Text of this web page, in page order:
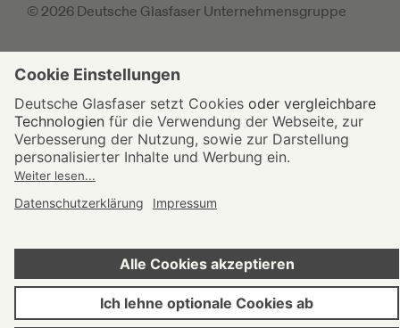
© 2026 Deutsche Glasfaser Unternehmensgruppe